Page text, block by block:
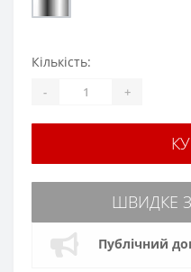
Кількість:
- +
ШВИДКЕ
Публічний